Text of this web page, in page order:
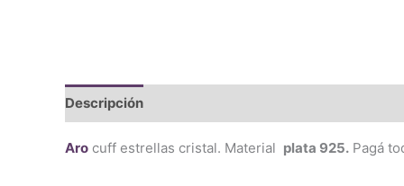
Descripción
Aro cuff estrellas cristal. Material plata 925. Pagá